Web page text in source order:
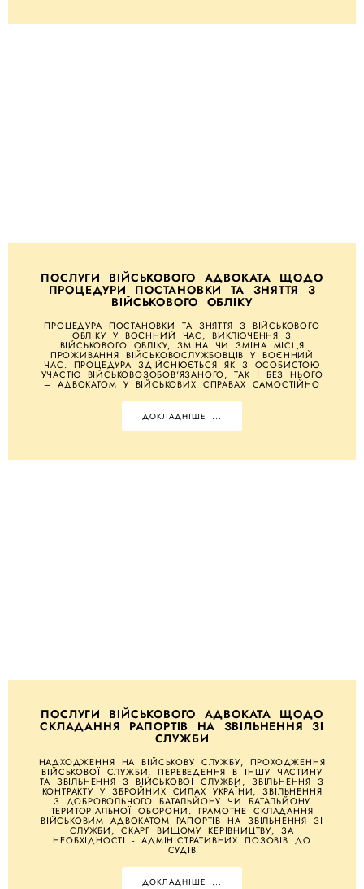
ПОСЛУГИ ВІЙСЬКОВОГО АДВОКАТА ЩОДО
ПРОЦЕДУРИ ПОСТАНОВКИ ТА ЗНЯТТЯ З
ВІЙСЬКОВОГО ОБЛІКУ
ПРОЦЕДУРА ПОСТАНОВКИ ТА ЗНЯТТЯ З ВІЙСЬКОВОГО
ОБЛІКУ У ВОЄННИЙ ЧАС, ВИКЛЮЧЕННЯ З
ВІЙСЬКОВОГО ОБЛІКУ, ЗМІНА ЧИ ЗМІНА МІСЦЯ
ПРОЖИВАННЯ ВІЙСЬКОВОСЛУЖБОВЦІВ У ВОЄННИЙ
ЧАС. ПРОЦЕДУРА ЗДІЙСНЮЄТЬСЯ ЯК З ОСОБИСТОЮ
УЧАСТЮ ВІЙСЬКОВОЗОБОВ'ЯЗАНОГО, ТАК І БЕЗ НЬОГО
– АДВОКАТОМ У ВІЙСЬКОВИХ СПРАВАХ САМОСТІЙНО
ДОКЛАДНІШЕ ...
ПОСЛУГИ ВІЙСЬКОВОГО АДВОКАТА ЩОДО
СКЛАДАННЯ РАПОРТІВ НА ЗВІЛЬНЕННЯ ЗІ
СЛУЖБИ
НАДХОДЖЕННЯ НА ВІЙСЬКОВУ СЛУЖБУ, ПРОХОДЖЕННЯ
ВІЙСЬКОВОЇ СЛУЖБИ, ПЕРЕВЕДЕННЯ В ІНШУ ЧАСТИНУ
ТА ЗВІЛЬНЕННЯ З ВІЙСЬКОВОЇ СЛУЖБИ, ЗВІЛЬНЕННЯ З
КОНТРАКТУ У ЗБРОЙНИХ СИЛАХ УКРАЇНИ, ЗВІЛЬНЕННЯ
З ДОБРОВОЛЬЧОГО БАТАЛЬЙОНУ ЧИ БАТАЛЬЙОНУ
ТЕРИТОРІАЛЬНОЇ ОБОРОНИ. ГРАМОТНЕ СКЛАДАННЯ
ВІЙСЬКОВИМ АДВОКАТОМ РАПОРТІВ НА ЗВІЛЬНЕННЯ ЗІ
СЛУЖБИ, СКАРГ ВИЩОМУ КЕРІВНИЦТВУ, ЗА
НЕОБХІДНОСТІ - АДМІНІСТРАТИВНИХ ПОЗОВІВ ДО
СУДІВ
ДОКЛАДНІШЕ ...